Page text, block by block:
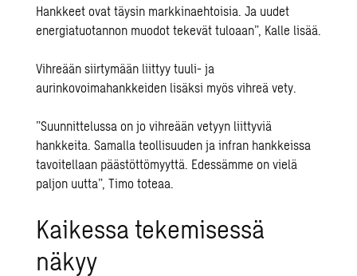
Hankkeet ovat täysin markkinaehtoisia. Ja uudet
energiatuotannon muodot tekevät tuloaan”, Kalle lisää.
Vihreään siirtymään liittyy tuuli- ja
aurinkovoimahankkeiden lisäksi myös vihreä vety.
”Suunnittelussa on jo vihreään vetyyn liittyviä
hankkeita. Samalla teollisuuden ja infran hankkeissa
tavoitellaan päästöttömyyttä. Edessämme on vielä
paljon uutta”, Timo toteaa.
Kaikessa tekemisessä
näkyy